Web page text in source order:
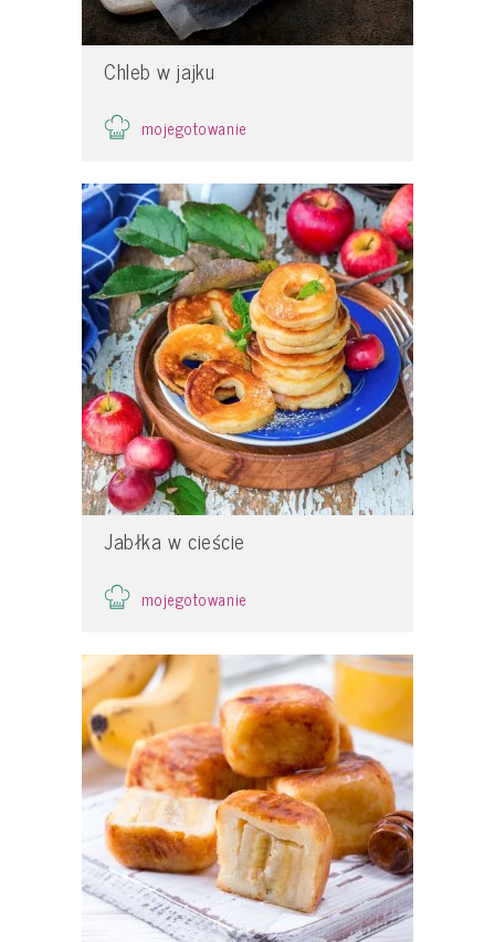
Chleb w jajku
mojegotowanie
Jabłka w cieście
mojegotowanie